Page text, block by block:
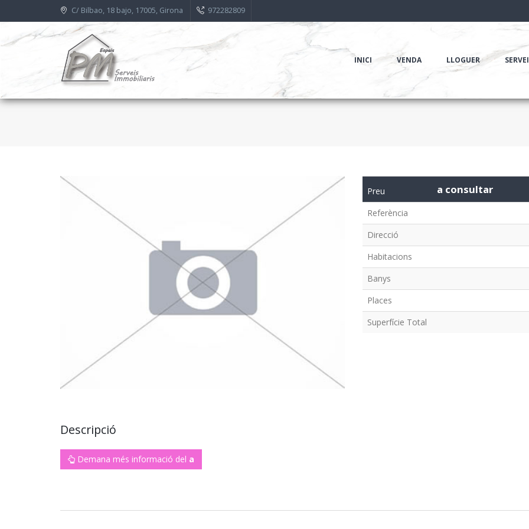
C/ Bilbao, 18 bajo, 17005, Girona 972282809
INICI VENDA LLOGUER
Preu a consultar
Referència
Direcció
Habitacions
Banys
Places
Superfície Total
Descripció
Demana més informació del a